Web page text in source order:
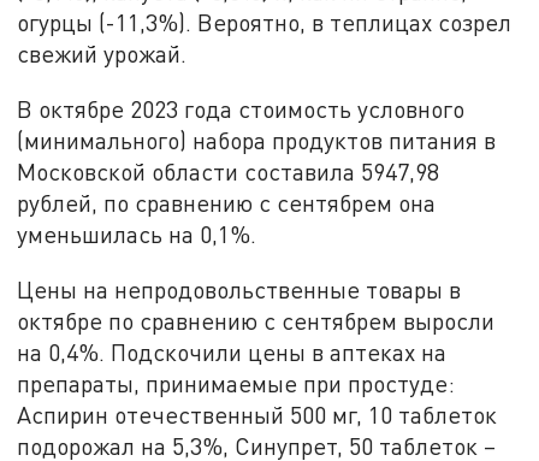
огурцы (-11,3%). Вероятно, в теплицах созрел
свежий урожай.
В октябре 2023 года стоимость условного
(минимального) набора продуктов питания в
Московской области составила 5947,98
рублей, по сравнению с сентябрем она
уменьшилась на 0,1%.
Цены на непродовольственные товары в
октябре по сравнению с сентябрем выросли
на 0,4%. Подскочили цены в аптеках на
препараты, принимаемые при простуде:
Аспирин отечественный 500 мг, 10 таблеток
подорожал на 5,3%, Cинупрет, 50 таблеток –